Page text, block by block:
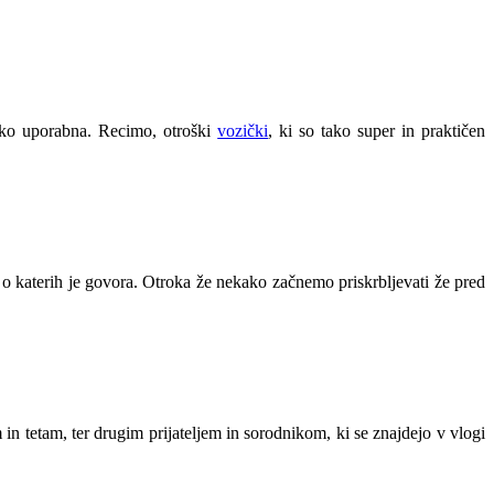
uporabna. Recimo, otroškivozički, ki so tako super in praktičen
je govora. Otroka že nekako začnemo priskrbljevati že pred
tetam, ter drugim prijateljem in sorodnikom, ki se znajdejo v vlogi